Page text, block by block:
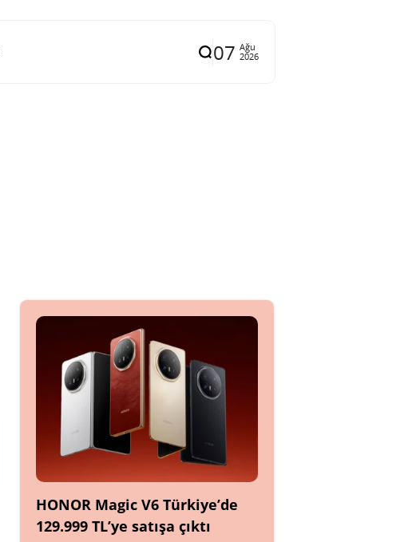
07 Ağu
2026
HONOR Magic V6 Türkiye’de
129.999 TL’ye satışa çıktı